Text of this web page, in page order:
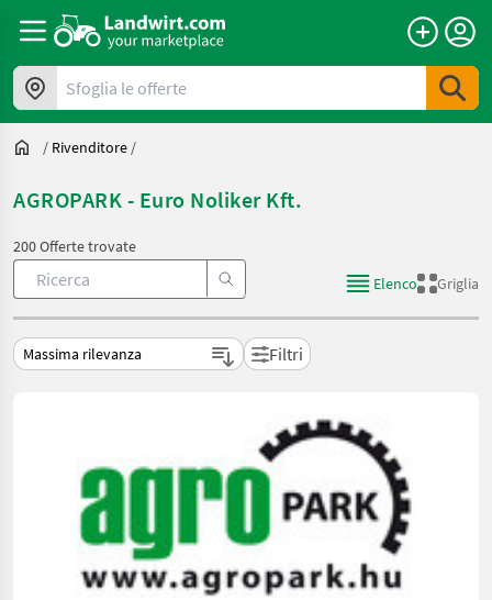
Sfoglia le offerte
/ Rivenditore /
AGROPARK - Euro Noliker Kft.
200 Offerte trovate
Elenco
Griglia
Filtri